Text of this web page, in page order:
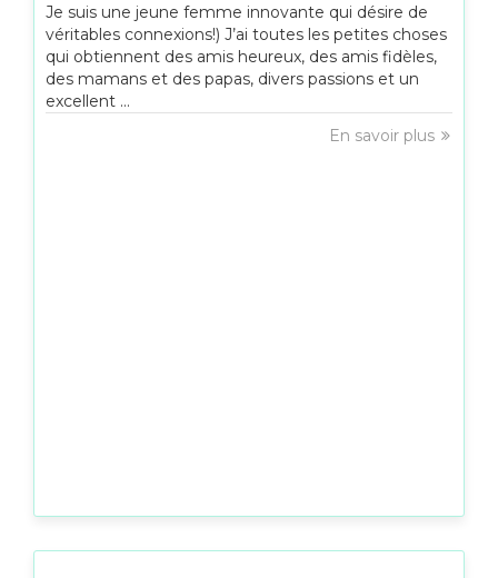
Je suis une jeune femme innovante qui désire de
véritables connexions!) J’ai toutes les petites choses
qui obtiennent des amis heureux, des amis fidèles,
des mamans et des papas, divers passions et un
excellent ...
En savoir plus